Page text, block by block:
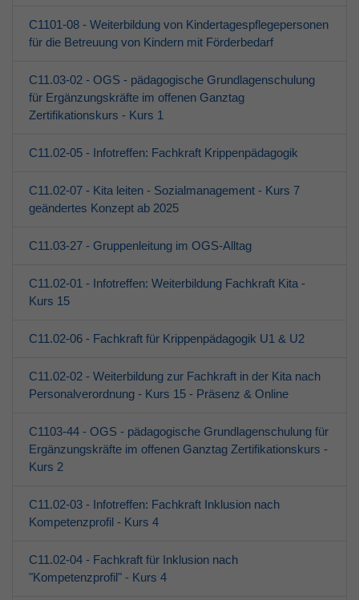
C1101-08 - Weiterbildung von Kindertagespflegepersonen
für die Betreuung von Kindern mit Förderbedarf
C11.03-02 - OGS - pädagogische Grundlagenschulung
für Ergänzungskräfte im offenen Ganztag
Zertifikationskurs - Kurs 1
C11.02-05 - Infotreffen: Fachkraft Krippenpädagogik
C11.02-07 - Kita leiten - Sozialmanagement - Kurs 7
geändertes Konzept ab 2025
C11.03-27 - Gruppenleitung im OGS-Alltag
C11.02-01 - Infotreffen: Weiterbildung Fachkraft Kita -
Kurs 15
C11.02-06 - Fachkraft für Krippenpädagogik U1 & U2
C11.02-02 - Weiterbildung zur Fachkraft in der Kita nach
Personalverordnung - Kurs 15 - Präsenz & Online
C1103-44 - OGS - pädagogische Grundlagenschulung für
Ergänzungskräfte im offenen Ganztag Zertifikationskurs -
Kurs 2
C11.02-03 - Infotreffen: Fachkraft Inklusion nach
Kompetenzprofil - Kurs 4
C11.02-04 - Fachkraft für Inklusion nach
"Kompetenzprofil" - Kurs 4